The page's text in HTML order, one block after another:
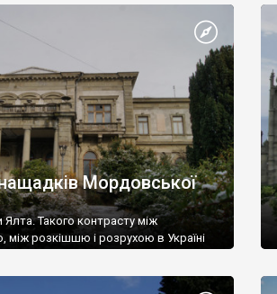
Мордовської
Ялта. Такого контрасту між
між розкішшю і розрухою в Україні